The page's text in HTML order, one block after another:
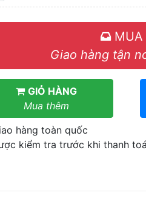
MUA
Giao hàng tận
GIỎ HÀNG
Mua thêm
hàng toàn quốc
kiểm tra trước khi thanh